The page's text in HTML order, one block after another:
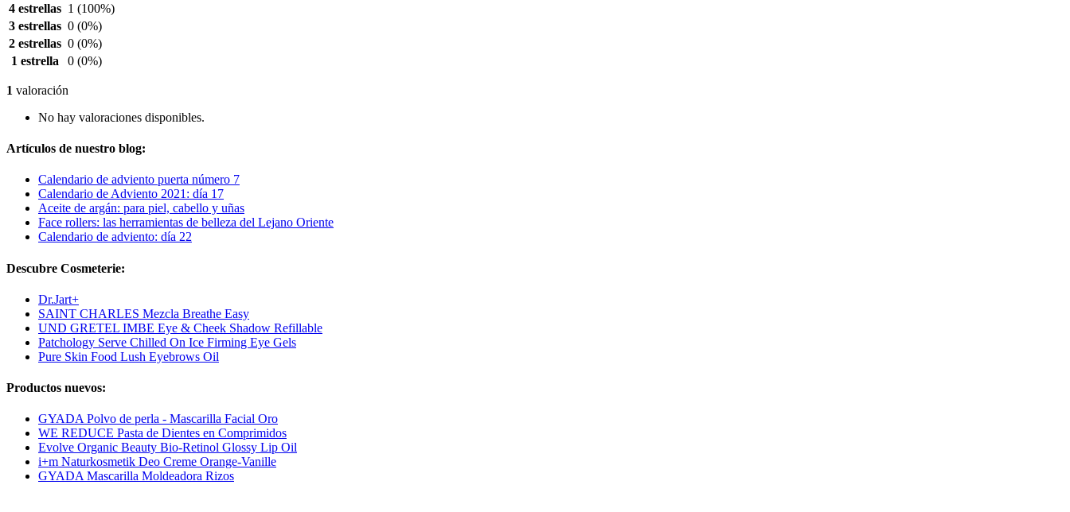
4 estrellas 1 (100%)
3 estrellas 0 (0%)
2 estrellas 0 (0%)
1 estrella
0 (0%)
1 valoración
No hay valoraciones disponibles.
Artículos de nuestro blog:
Calendario de adviento puerta número 7
Calendario de Adviento 2021: día 17
Aceite de argán: para piel, cabello y uñas
Face rollers: las herramientas de belleza del Lejano Oriente
Calendario de adviento: día 22
Descubre Cosmeterie:
Dr.Jart+
SAINT CHARLES Mezcla Breathe Easy
UND GRETEL IMBE Eye & Cheek Shadow Refillable
Patchology Serve Chilled On Ice Firming Eye Gels
Pure Skin Food Lush Eyebrows Oil
Productos nuevos:
GYADA Polvo de perla - Mascarilla Facial Oro
WE REDUCE Pasta de Dientes en Comprimidos
Evolve Organic Beauty Bio-Retinol Glossy Lip Oil
i+m Naturkosmetik Deo Creme Orange-Vanille
GYADA Mascarilla Moldeadora Rizos